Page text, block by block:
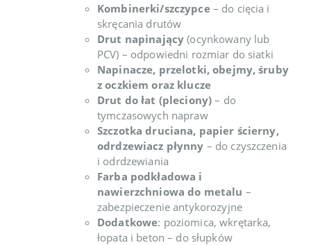
Kombinerki/szczypce– do cięcia i
skręcania drutów
Drut napinający (ocynkowany lub
PCV) – odpowiedni rozmiar do siatki
Napinacze, przelotki, obejmy, śruby
z oczkiem oraz klucze
Drut do łat (pleciony) – do
tymczasowych napraw
Szczotka druciana, papier ścierny,
odrdzewiacz płynny – do czyszczenia
i odrdzewiania
Farba podkładowa i
nawierzchniowa do metalu –
zabezpieczenie antykorozyjne
Dodatkowe: poziomica, wkrętarka,
łopata i beton – do słupków